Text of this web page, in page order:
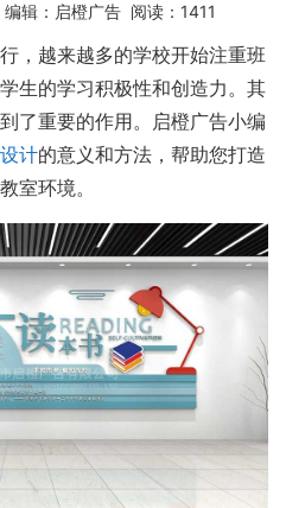
辑： 启橙广告 阅读： 1411
，越来越多的学校开始注重班
生的学习积极性和创造力。其
了重要的作用。启橙广告小编
计的意义和方法，帮助您打造
室环境。